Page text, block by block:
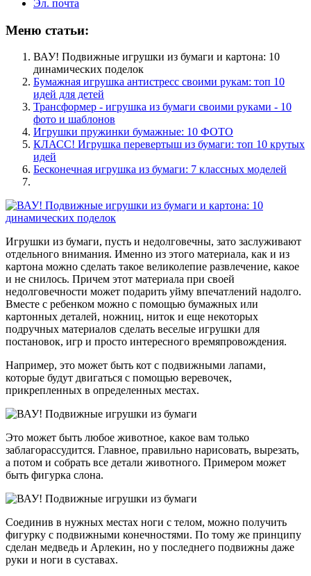
Эл. почта
Меню статьи:
ВАУ! Подвижные игрушки из бумаги и картона: 10
динамических поделок
Бумажная игрушка антистресс своими рукам: топ 10
идей для детей
Трансформер - игрушка из бумаги своими руками - 10
фото и шаблонов
Игрушки пружинки бумажные: 10 ФОТО
КЛАСС! Игрушка перевертыш из бумаги: топ 10 крутых
идей
Бесконечная игрушка из бумаги: 7 классных моделей
Игрушки из бумаги, пусть и недолговечны, зато заслуживают
отдельного внимания. Именно из этого материала, как и из
картона можно сделать такое великолепие развлечение, какое
и не снилось. Причем этот материала при своей
недолговечности может подарить уйму впечатлений надолго.
Вместе с ребенком можно с помощью бумажных или
картонных деталей, ножниц, ниток и еще некоторых
подручных материалов сделать веселые игрушки для
постановок, игр и просто интересного времяпровождения.
Например, это может быть кот с подвижными лапами,
которые будут двигаться с помощью веревочек,
прикрепленных в определенных местах.
Это может быть любое животное, какое вам только
заблагорассудится. Главное, правильно нарисовать, вырезать,
а потом и собрать все детали животного. Примером может
быть фигурка слона.
Соединив в нужных местах ноги с телом, можно получить
фигурку с подвижными конечностями. По тому же принципу
сделан медведь и Арлекин, но у последнего подвижны даже
руки и ноги в суставах.